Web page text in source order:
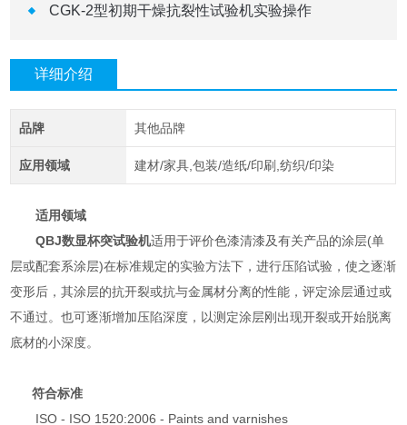
CGK-2型初期干燥抗裂性试验机实验操作
详细介绍
品牌 其他品牌
应用领域 建材/家具,包装/造纸/印刷,纺织/印染
适用领域
QBJ数显杯突试验机适用于评价色漆清漆及有关产品的涂层(单
层或配套系涂层)在标准规定的实验方法下，进行压陷试验，使之逐渐
变形后，其涂层的抗开裂或抗与金属材分离的性能，评定涂层通过或
不通过。也可逐渐增加压陷深度，以测定涂层刚出现开裂或开始脱离
底材的小深度。
符合标准
ISO - ISO 1520:2006 - Paints and varnishes